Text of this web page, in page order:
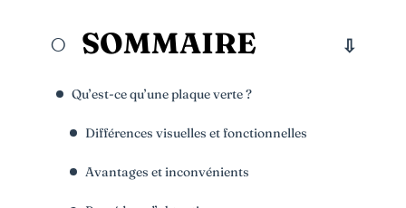
SOMMAIRE
Qu’est-ce qu’une plaque verte ?
Différences visuelles et fonctionnelles
Avantages et inconvénients